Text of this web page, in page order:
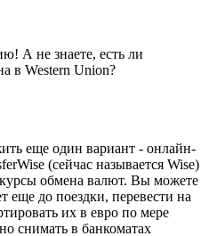
А не знаете, есть ли
в Western Union?
еще один вариант - онлайн-
(сейчас называется Wise)
обмена валют. Вы можете
еще до поездки, перевести на
их в евро по мере
снимать в банкоматах